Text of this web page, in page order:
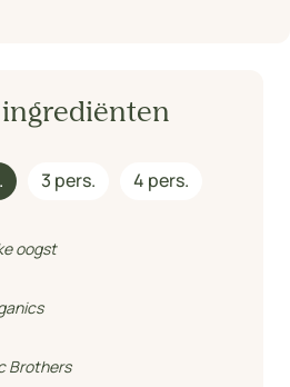
3 pers.
4 pers.
oogst
Brothers